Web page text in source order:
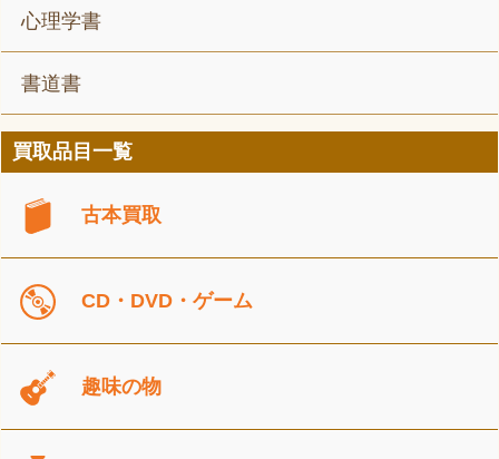
心理学書
書道書
買取品目一覧
古本買取
CD・DVD・ゲーム
趣味の物